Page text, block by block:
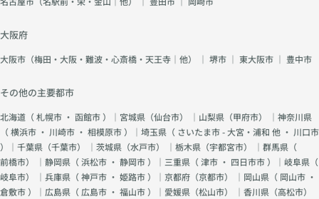
大阪府
大阪市（梅田・大阪・難波・心斎橋・天王寺｜他） ｜ 堺市 ｜ 東大阪市 ｜ 豊中市
その他の主要都市
北海道（札幌市 ・ 函館市）｜宮城県（仙台市） ｜山梨県（甲府市） ｜神奈川県
（横浜市 ・ 川崎市 ・ 相模原市）｜埼玉県（ さいたま市 - 大宮・浦和 他 ・ 川口市
）｜千葉県（千葉市） ｜茨城県（水戸市） ｜栃木県（宇都宮市） ｜群馬県（
前橋市） ｜静岡県（浜松市 ・ 静岡市）｜三重県（津市 ・ 四日市市）｜岐阜県（
岐阜市） ｜兵庫県（神戸市 ・ 姫路市）｜京都府（京都市） ｜岡山県（ 岡山市 ・
倉敷市）｜広島県（ 広島市 ・ 福山市）｜愛媛県（松山市） ｜香川県（高松市）